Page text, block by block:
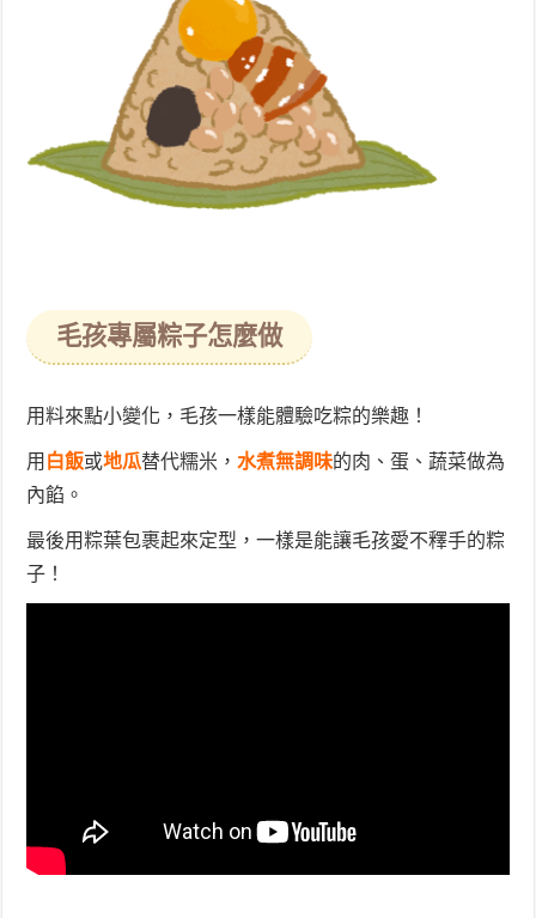
毛孩專屬粽子怎麼做
用料來點小變化，毛孩一樣能體驗吃粽的樂趣！
用 白飯或地瓜替代糯米，水煮無調味的肉、蛋、蔬菜做為
內餡。
最後用粽葉包裹起來定型，一樣是能讓毛孩愛不釋手的粽
子！